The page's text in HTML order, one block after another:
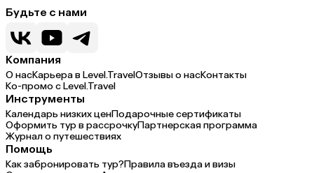
Будьте с нами
Компания
О насКарьера в Level.TravelОтзывы о насКонтакты
Ко-промо с Level.Travel
Инструменты
Календарь низких ценПодарочные сертификаты
Оформить тур в рассрочкуПартнерская программа
Журнал о путешествиях
Помощь
Как забронировать тур?Правила въезда и визы